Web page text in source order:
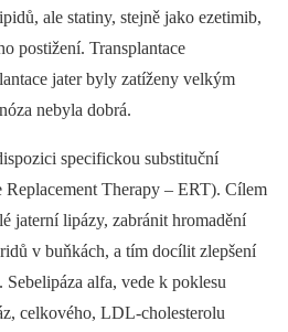
ale statiny, stejně jako ezetimib,
postižení. Transplantace
jater byly zatíženy velkým
nebyla dobrá.
specifickou substituční
Therapy –⁠ ERT). Cílem
jaterní lipázy, zabránit hromadění
v buňkách, a tím docílit zlepšení
alfa, vede k poklesu
celkového, LDL-cholesterolu